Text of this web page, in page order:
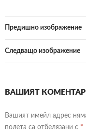
Предишно изображение
Следващо изображение
ВАШИЯТ КОМЕНТАР
Вашият имейл адрес
полета са отбелязани с *